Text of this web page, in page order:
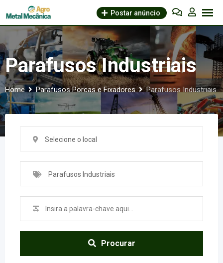
to
Postar anúncio
Parafusos Industriais
Home Parafusos Porcas e Fixadores Parafusos Industriais
Selecione o local
Parafusos Industriais
Procurar